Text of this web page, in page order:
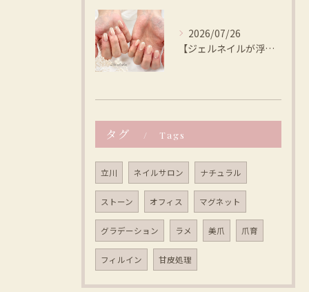
2026/07/26
【ジェルネイルが浮く、本当の原因は？ 】Lilly nail...
タグ Tags
立川 ネイルサロン ナチュラル
ストーン オフィス マグネット
グラデーション ラメ 美爪 爪育
フィルイン 甘皮処理